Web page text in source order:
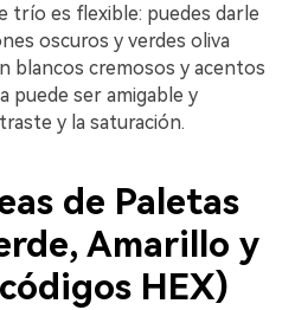
trío es flexible: puedes darle
oscuros y verdes oliva
blancos cremosos y acentos
puede ser amigable y
y la saturación.
de Paletas
Amarillo y
HEX)